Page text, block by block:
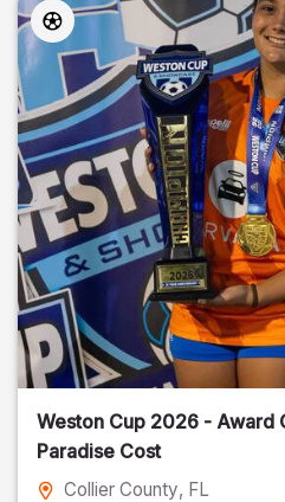
Weston Cup 2026 - Award
Paradise Cost
Collier County, FL